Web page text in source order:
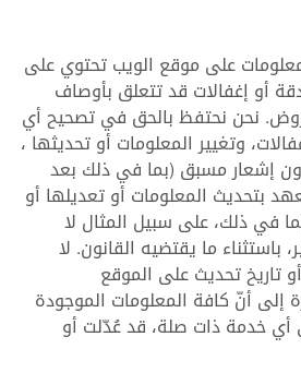
على موقع الويب تحتوي على
أو إغفالات قد تتعلق بأوصاف
نحن نحتفظ بالحق في تصحيح أي
وتغيير المعلومات أو تحديثها ،
إشعار مسبق (بما في ذلك بعد
بتحديث المعلومات أو تعديلها أو
في ذلك، على سبيل المثال لا
باستثناء ما يقتضيه القانون. لا
تاريخ تحديث على الموقع
إلى أنّ كافة المعلومات الموجودة
خدمة ذات صلة، قد عُدّلت أو